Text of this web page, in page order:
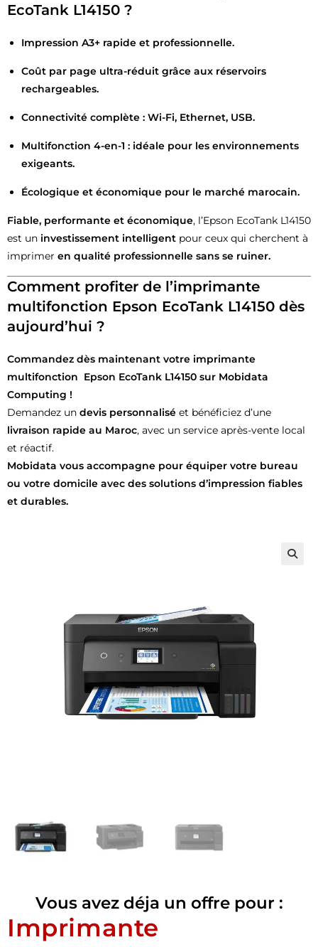
EcoTank L14150 ?
Impression A3+ rapide et professionnelle.
Coût par page ultra-réduit grâce aux réservoirs
rechargeables.
Connectivité complète : Wi-Fi, Ethernet, USB.
Multifonction 4-en-1 : idéale pour les environnements
exigeants.
Écologique et économique pour le marché marocain.
Fiable, performante et économique, l’Epson EcoTank L14150
est un investissement intelligent pour ceux qui cherchent à
imprimer en qualité professionnelle sans se ruiner.
Comment profiter de l’imprimante
multifonction Epson EcoTank L14150 dès
aujourd’hui ?
Commandez dès maintenant votre imprimante
multifonction Epson EcoTank L14150 sur Mobidata
Computing !
Demandez un devis personnalisé et bénéficiez d’une
livraison rapide au Maroc, avec un service après-vente local
et réactif.
Mobidata vous accompagne pour équiper votre bureau
ou votre domicile avec des solutions d’impression fiables
et durables.
Vous avez déja un offre pour :
Imprimante